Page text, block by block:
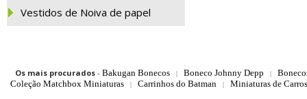
Vestidos de Noiva de papel
Os mais procurados- Bakugan Bonecos | Boneco Johnny Depp |
Coleção Matchbox Miniaturas
| Carrinhos do Batman | Miniaturas de